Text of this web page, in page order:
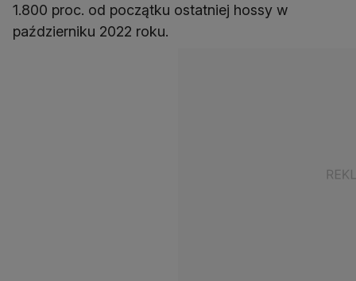
1.800 proc. od początku ostatniej hossy w
październiku 2022 roku.